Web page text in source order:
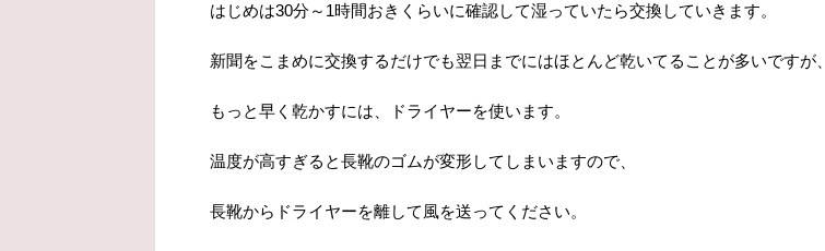
はじめは30分～1時間おきくらいに確認して湿っていたら交換していきます。
新聞をこまめに交換するだけでも翌日までにはほとんど乾いてることが多いですが、
もっと早く乾かすには、ドライヤーを使います。
温度が高すぎると長靴のゴムが変形してしまいますので、
長靴からドライヤーを離して風を送ってください。